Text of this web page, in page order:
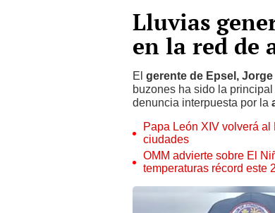
Lluvias
en la red de
El gerente de Epsel,
buzones ha sido la
denuncia interpuesta por la
Papa León XIV volverá
ciudades
OMM advierte sobre El
temperaturas récord este